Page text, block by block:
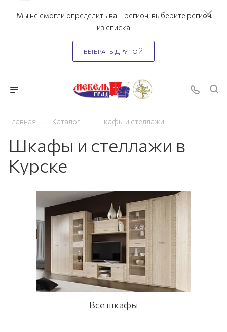
Мы не смогли определить ваш регион, выберите регион
из списка
ВЫБРАТЬ ДРУГОЙ
Главная — Каталог — Шкафы и стеллажи
Шкафы и стеллажи в
Курске
Все шкафы